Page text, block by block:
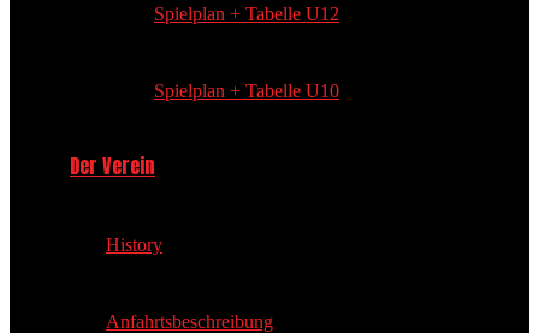
Spielplan + Tabelle U12
Spielplan + Tabelle U10
Der Verein
History
Anfahrtsbeschreibung